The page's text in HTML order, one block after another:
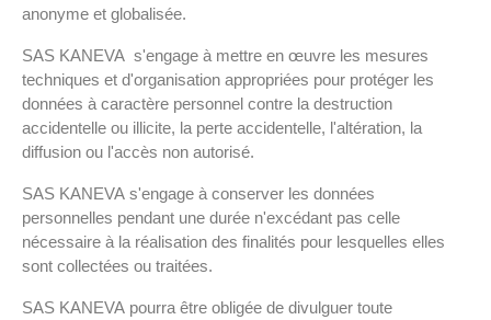
anonyme et globalisée.
SAS KANEVA s'engage à mettre en œuvre les mesures
techniques et d'organisation appropriées pour protéger les
données à caractère personnel contre la destruction
accidentelle ou illicite, la perte accidentelle, l'altération, la
diffusion ou l'accès non autorisé.
SAS KANEVA s'engage à conserver les données
personnelles pendant une durée n'excédant pas celle
nécessaire à la réalisation des finalités pour lesquelles elles
sont collectées ou traitées.
SAS KANEVA pourra être obligée de divulguer toute